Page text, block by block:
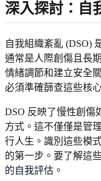
深入探討：自
自我組織紊亂 (DSO)
通常是人際創傷且長
情緒調節和建立安全
必須準確篩查這些核
DSO 反映了慢性創傷
方式。這不僅僅是管
行人生。識別這些模
的第一步。要了解這
的自我評估 。